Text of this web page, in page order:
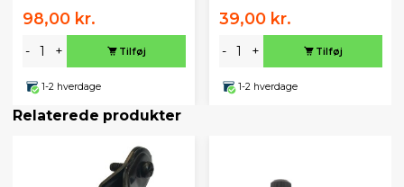
98,00 kr.
- + Tilføj
1-2 hverdage
39,00 kr.
- + Tilføj
1-2 hverdage
Relaterede produkter